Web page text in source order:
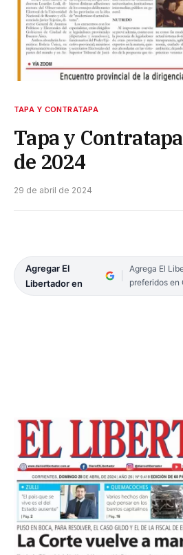
TAPA Y CONTRATAPA
Tapa y
de 2024
29 de abril de 2024
Agregar El
Libertador en
Agrega El
preferidos en